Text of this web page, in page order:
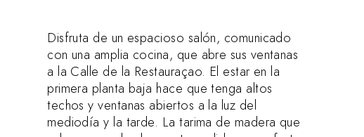
Disfruta de un espacioso salón, comunicado
con una amplia cocina, que abre sus ventanas
a la Calle de la Restauraçao. El estar en la
primera planta baja hace que tenga altos
techos y ventanas abiertos a la luz del
mediodía y la tarde. La tarima de madera que